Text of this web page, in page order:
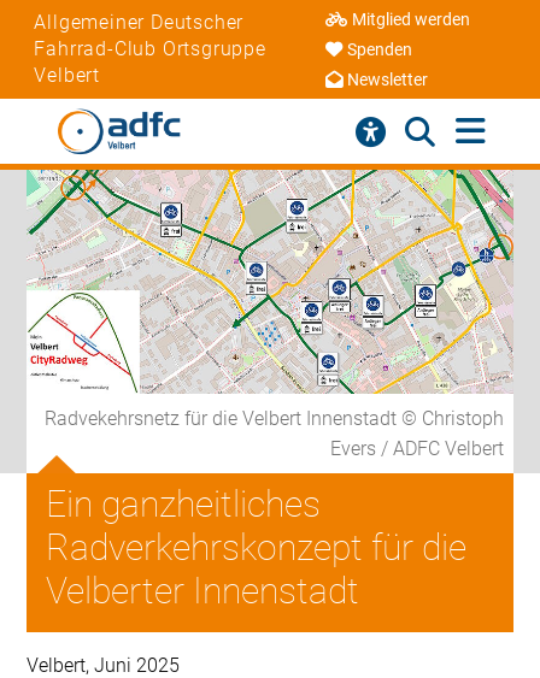
Allgemeiner Deutscher
Fahrrad-Club Ortsgruppe
Velbert
Mitglied werden
Spenden
Newsletter
Radvekehrsnetz für die Velbert Innenstadt © Christoph
Evers / ADFC Velbert
Ein ganzheitliches
Radverkehrskonzept für die
Velberter Innenstadt
Velbert, Juni 2025